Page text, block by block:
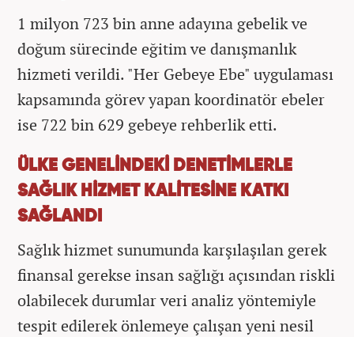
1 milyon 723 bin anne adayına gebelik ve
doğum sürecinde eğitim ve danışmanlık
hizmeti verildi. "Her Gebeye Ebe" uygulaması
kapsamında görev yapan koordinatör ebeler
ise 722 bin 629 gebeye rehberlik etti.
ÜLKE GENELİNDEKİ DENETİMLERLE
SAĞLIK HİZMET KALİTESİNE KATKI
SAĞLANDI
Sağlık hizmet sunumunda karşılaşılan gerek
finansal gerekse insan sağlığı açısından riskli
olabilecek durumlar veri analiz yöntemiyle
tespit edilerek önlemeye çalışan yeni nesil